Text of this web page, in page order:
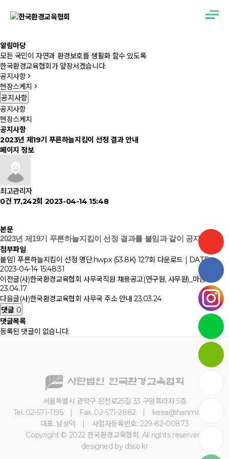
알림마당
모든 국민이 자연과 환경보호를 생활화 할수 있도록
한국환경교육협회가 앞장서겠습니다.
공지사항
현장스케치
공지사항
공지사항
현장스케치
공지사항
2023년 제19기 푸른하늘지킴이 선정 결과 안내
페이지 정보
최고관리자
0건 17,242회 2023-04-14 15:48
본문
2023년 제19기 푸른하늘지킴이 선정 결과를 붙임과 같이 공지합니다
첨부파일
붙임1 푸른하늘지킴이 선정 명단.hwpx (53.8K) 127회 다운로드 | DATE :
2023-04-14 15:48:31
이전글(사)한국환경교육협회 사무국직원 채용공고(연구원, 사무원)_마감
23.04.17
다음글(사)한국환경교육협회 사무국 주소 안내 23.03.24
댓글 0
댓글목록
등록된 댓글이 없습니다.
서울특별시 관악구 은천로25길 33 구암프라자 5층
Tel. 02-571-1195 | Fax. 02-571-2882 | keea@hanmail.net
대표: 남상덕 | 사업자등록번호: 229-82-00873
Copyright © 2022 한국환경교육협회. All rights reserved.
designed by dsso.kr